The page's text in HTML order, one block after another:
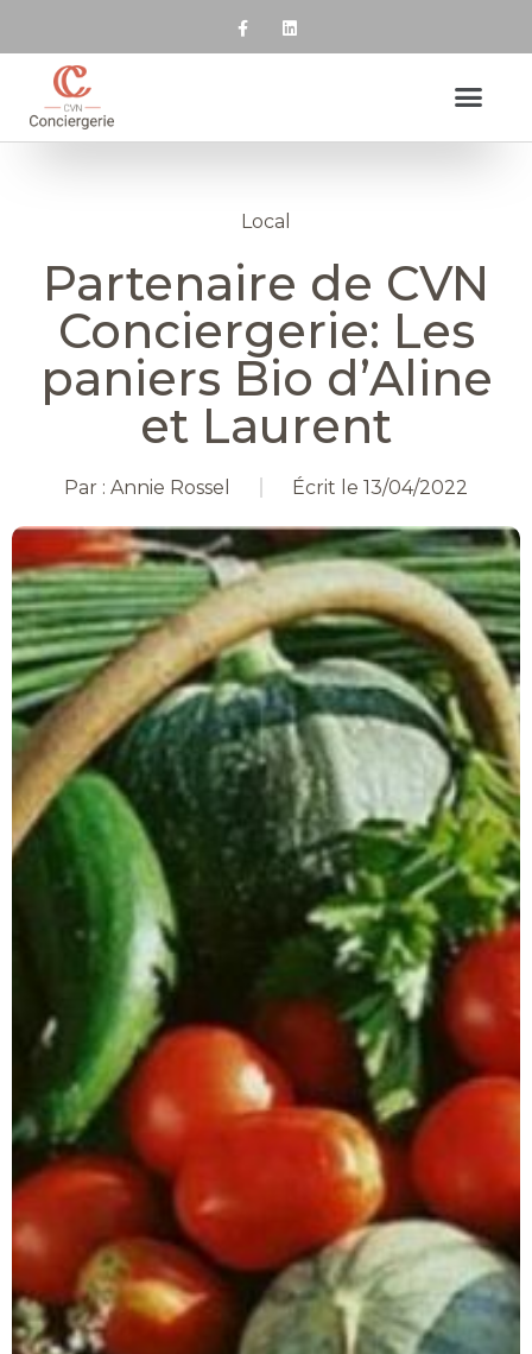
Local
Partenaire de CVN
Conciergerie: Les
paniers Bio d’Aline
et Laurent
Par : Annie Rossel Écrit le 13/04/2022